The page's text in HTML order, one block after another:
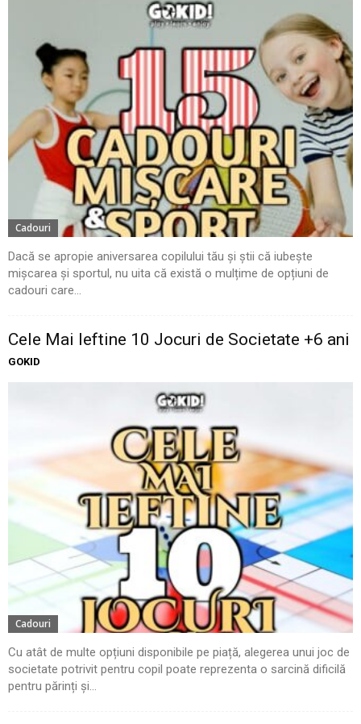
Cadouri
Dacă se apropie aniversarea copilului tău și știi că iubește
mișcarea și sportul, nu uita că există o mulțime de opțiuni de
cadouri care...
Cele Mai Ieftine 10 Jocuri de Societate +6 ani
GOKID
Cadouri
Cu atât de multe opțiuni disponibile pe piață, alegerea unui joc de
societate potrivit pentru copil poate reprezenta o sarcină dificilă
pentru părinți și...